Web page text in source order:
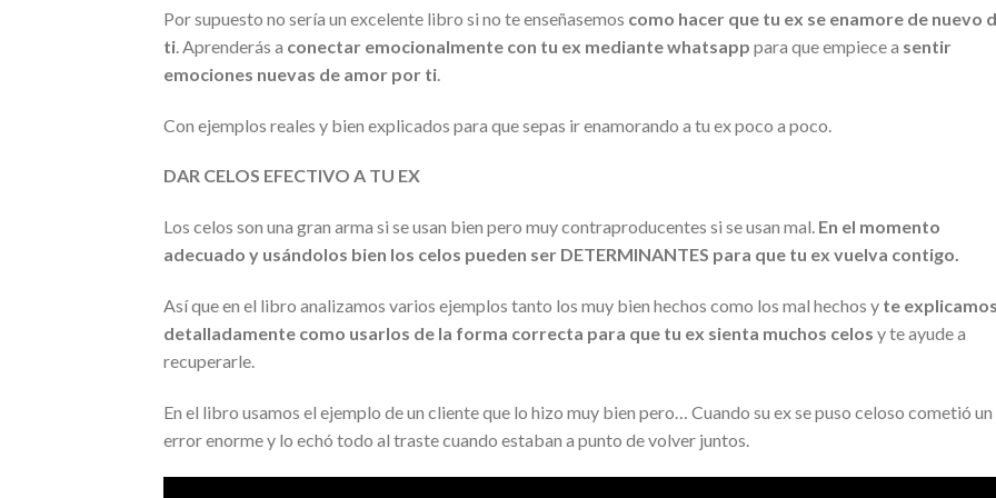
Por supuesto no sería un excelente libro si no te enseñasemos como hacer que tu ex se enamore de nuevo
ti. Aprenderás a conectar emocionalmente con tu ex mediante whatsapp para que empiece a sentir
emociones nuevas de amor por ti.
Con ejemplos reales y bien explicados para que sepas ir enamorando a tu ex poco a poco.
DAR CELOS EFECTIVO A TU EX
Los celos son una gran arma si se usan bien pero muy contraproducentes si se usan mal. En el momento
adecuado y usándolos bien los celos pueden ser DETERMINANTES para que tu ex vuelva contigo.
Así que en el libro analizamos varios ejemplos tanto los muy bien hechos como los mal hechos y te
detalladamente como usarlos de la forma correcta para que tu ex sienta muchos celos y te ayude a
recuperarle.
En el libro usamos el ejemplo de un cliente que lo hizo muy bien pero… Cuando su ex se puso celoso cometió un
error enorme y lo echó todo al traste cuando estaban a punto de volver juntos.